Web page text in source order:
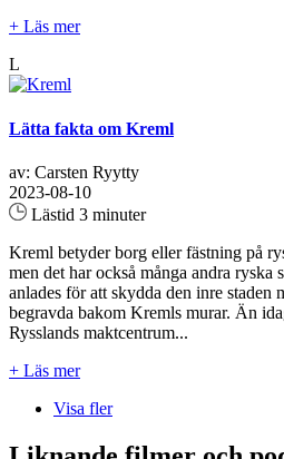
+ Läs mer
L
Lätta fakta om Kreml
av: Carsten Ryytty
2023-08-10
Lästid 3 minuter
Kreml betyder borg eller fästning på
men det har också många andra ryska
anlades för att skydda den inre staden
begravda bakom Kremls murar. Än
Rysslands maktcentrum...
+ Läs mer
Visa fler